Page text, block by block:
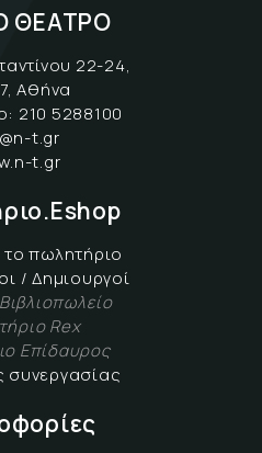
ΘΕΑΤΡΟ
22-24,
Αθήνα
210 5288100
t.gr
t.gr
το πωλητήριο
/ Δημιουργοί
Rex
Επίδαυρος
συνεργασίας